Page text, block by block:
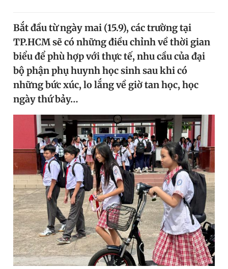
Tin thị trường
Video Magazine
Sản phẩm khác
Tiện ích
Thông tin tòa soạn Liên hệ quảng cáo
Đọc Thanh Niên trên điện thoại
Bắt đầu từ ngày mai (15.9), các trường tại
TP.HCM sẽ có những điều chỉnh về thời gian
biểu để phù hợp với thực tế, nhu cầu của đại
bộ phận phụ huynh học sinh sau khi có
những bức xúc, lo lắng về giờ tan học, học
ngày thứ bảy…